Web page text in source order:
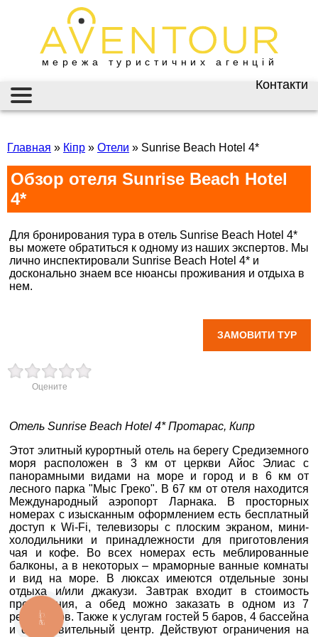
мережа туристичних агенцій
Контакти
Київ
Васильківська 34
+38 (067) 180-32-43,
+38 (099) 180-32-43
Пн. - Пт. 9:00 - 18:00
Сб 10:00 - 15:00
0800 33 01 80
dp_city@aventour.ua
Пн. - Пт. 9:00 - 18:00
Сб 10:00 - 15:00
Запоріжжя
пр. Соборний 216
+38 (067) 180-32-43,
+38 (099) 180-32-43,
+38 (093) 180-32-43
AVENTOUR / АВЕНТУР
ІНФОРМАЦІЯ
ВІЗИ
ЗАКОРДОННИЙ ПАСПОРТ
НАЙКРАЩІ ПРОПОЗИЦІЇ
ВАКАНСІЇ
Главная » Кіпр » Отели » Sunrise Beach Hotel 4*
Обзор отеля Sunrise Beach Hotel
4*
Для бронирования тура в отель Sunrise Beach Hotel 4*
вы можете обратиться к одному из наших экспертов. Мы
лично инспектировали Sunrise Beach Hotel 4* и
досконально знаем все нюансы проживания и отдыха в
нем.
ЗАМОВИТИ ТУР
Оцените
Отель Sunrise Beach Hotel 4* Протарас, Кипр
Этот элитный курортный отель на берегу Средиземного
моря расположен в 3 км от церкви Айос Элиас с
панорамными видами на море и город и в 6 км от
лесного парка "Мыс Греко". В 67 км от отеля находится
Международный аэропорт Ларнака. В просторных
номерах с изысканным оформлением есть бесплатный
доступ к Wi-Fi, телевизоры с плоским экраном, мини-
холодильники и принадлежности для приготовления
чая и кофе. Во всех номерах есть меблированные
балконы, а в некоторых – мраморные ванные комнаты
и вид на море. В люксах имеются отдельные зоны
отдыха и/или джакузи. Завтрак входит в стоимость
проживания, а обед можно заказать в одном из 7
ресторанов. Также к услугам гостей 5 баров, 4 бассейна
и оздоровительный центр. Действуют ограничения на
×
*ВАШЕ ІМ'Я
*ТЕЛЕФОН
ДЕ ПРОЖИВАЄТЕ
ПРИМІТКИ
КНОПКА
ЗВ'ЯЗКУ